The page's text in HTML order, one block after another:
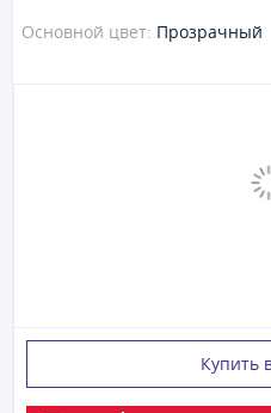
Основной цвет: Прозрачный
Купить